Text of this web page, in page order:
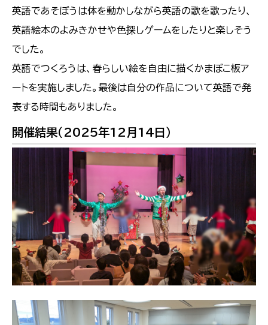
英語であそぼうは体を動かしながら英語の歌を歌ったり、
英語絵本のよみきかせや色探しゲームをしたりと楽しそう
でした。
英語でつくろうは、春らしい絵を自由に描くかまぼこ板ア
ートを実施しました。最後は自分の作品について英語で発
表する時間もありました。
開催結果（2025年12月14日）